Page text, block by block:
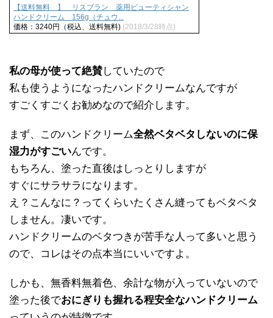
【送料無料 】 リスブラン 薬用ビューティシャン
ハンドクリーム 156g（チュウ...
価格：3240円（税込、送料無料) (2018/3/28時点)
私の母が使って絶賛していたので
私も使うようになったハンドクリームなんですが
すごくすごくお勧めなので紹介します。
まず、このハンドクリーム全然ベタベタしないのに保
湿力がすごいんです。
もちろん、塗った直後はしっとりしますが
すぐにサラサラになります。
え？こんなに？ってくらいたくさん縫ってもベタベタ
しません。凄いです。
ハンドクリームのベタつきが苦手な人って多いと思う
ので、コレはその点本当にいいですよ。
しかも、無香料無着色、余計な物が入っていないので
塗った後でおにぎりも握れる程安全なハンドクリーム